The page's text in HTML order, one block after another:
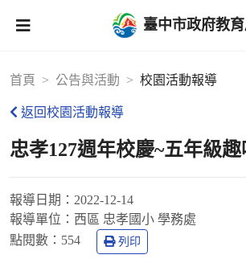
臺中市政府教
首頁 公告與活動 校園活動報導
返回校園活動報導
忠孝127週年校慶~五年級
報導日期： 2022-12-14
報導單位： 西區 忠孝國小 學務處
點閱數： 554 列印